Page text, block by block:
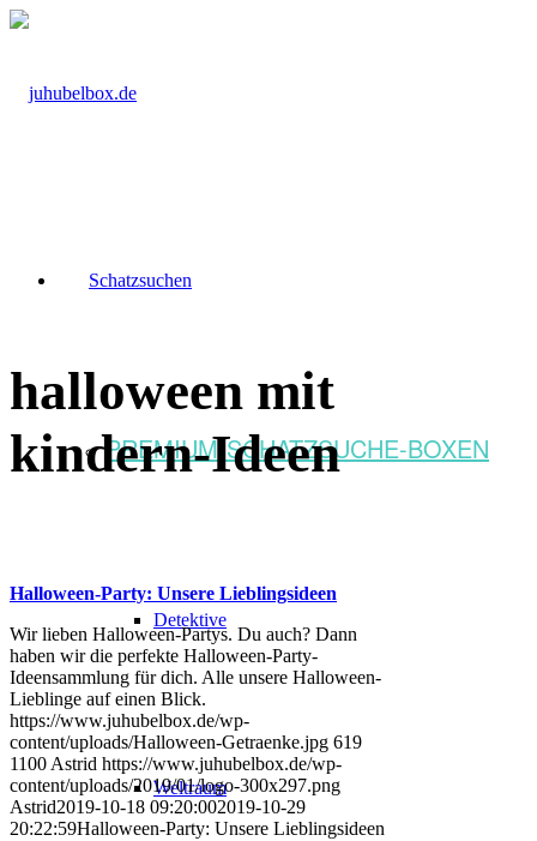
Schatzsuchen
PREMIUM-SCHATZSUCHE-BOXEN
Detektive
Weltraum
halloween mit
kindern-Ideen
Halloween-Party: Unsere Lieblingsideen
Wir lieben Halloween-Partys. Du auch? Dann
haben wir die perfekte Halloween-Party-
Ideensammlung für dich. Alle unsere Halloween-
Lieblinge auf einen Blick.
https://www.juhubelbox.de/wp-
content/uploads/Halloween-Getraenke.jpg 619
1100 Astrid https://www.juhubelbox.de/wp-
content/uploads/2019/01/logo-300x297.png
Astrid2019-10-18 09:20:002019-10-29
20:22:59Halloween-Party: Unsere Lieblingsideen